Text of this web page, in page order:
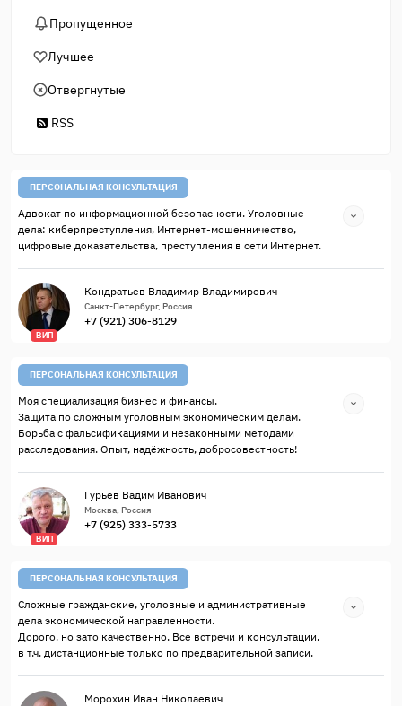
Пропущенное
Лучшее
Отвергнутые
RSS
ПЕРСОНАЛЬНАЯ КОНСУЛЬТАЦИЯ
Адвокат по информационной безопасности. Уголовные
дела: киберпреступления, Интернет-мошенничество,
цифровые доказательства, преступления в сети Интернет.
ВИП
Кондратьев Владимир Владимирович
Санкт-Петербург, Россия
+7 (921) 306-8129
ПЕРСОНАЛЬНАЯ КОНСУЛЬТАЦИЯ
Моя специализация бизнес и финансы.
Защита по сложным уголовным экономическим делам.
Борьба с фальсификациями и незаконными методами
расследования. Опыт, надёжность, добросовестность!
ВИП
Гурьев Вадим Иванович
Москва, Россия
+7 (925) 333-5733
ПЕРСОНАЛЬНАЯ КОНСУЛЬТАЦИЯ
Сложные гражданские, уголовные и административные
дела экономической направленности.
Дорого, но зато качественно. Все встречи и консультации,
в т.ч. дистанционные только по предварительной записи.
Морохин Иван Николаевич